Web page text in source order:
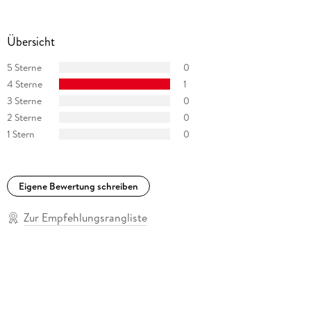
Übersicht
5 Sterne
0
4 Sterne
1
3 Sterne
0
2 Sterne
0
1 Stern
0
Eigene Bewertung schreiben
Zur Empfehlungsrangliste